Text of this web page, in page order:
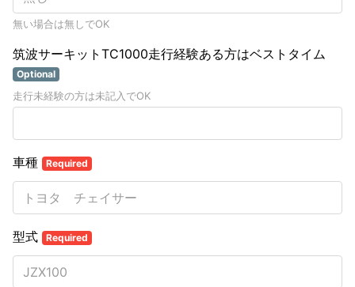
無い場合は無しでOK
筑波サーキットTC1000走行経験ある方はベストタイム
Optional
走行未経験の方は未記入でOK
車種 Required
型式 Required